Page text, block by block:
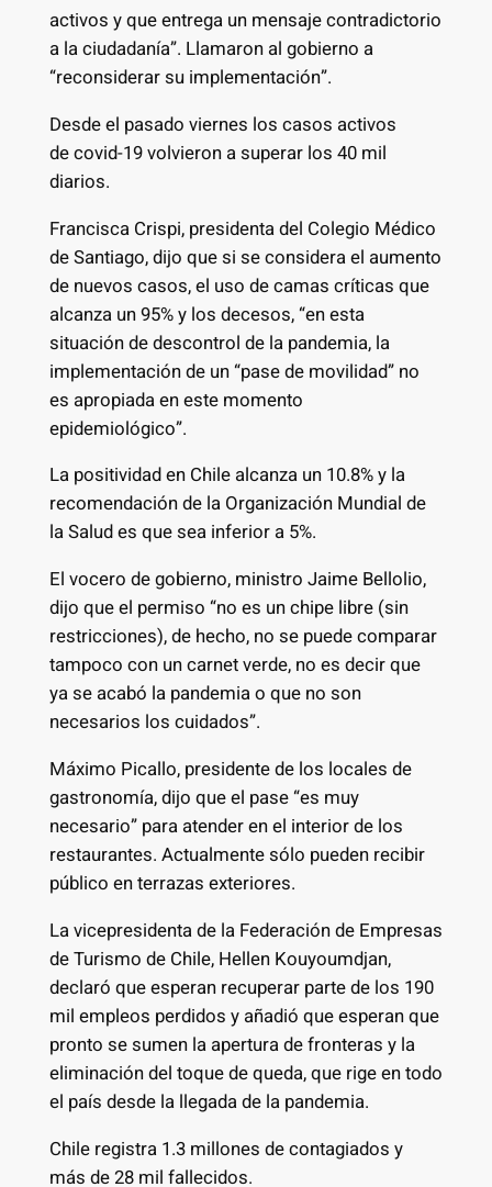
activos y que entrega un mensaje contradictorio
a la ciudadanía”. Llamaron al gobierno a
“reconsiderar su implementación”.
Desde el pasado viernes los casos activos
de covid-19 volvieron a superar los 40 mil
diarios.
Francisca Crispi, presidenta del Colegio Médico
de Santiago, dijo que si se considera el aumento
de nuevos casos, el uso de camas críticas que
alcanza un 95% y los decesos, “en esta
situación de descontrol de la pandemia, la
implementación de un “pase de movilidad” no
es apropiada en este momento
epidemiológico”.
La positividad en Chile alcanza un 10.8% y la
recomendación de la Organización Mundial de
la Salud es que sea inferior a 5%.
El vocero de gobierno, ministro Jaime Bellolio,
dijo que el permiso “no es un chipe libre (sin
restricciones), de hecho, no se puede comparar
tampoco con un carnet verde, no es decir que
ya se acabó la pandemia o que no son
necesarios los cuidados”.
Máximo Picallo, presidente de los locales de
gastronomía, dijo que el pase “es muy
necesario” para atender en el interior de los
restaurantes. Actualmente sólo pueden recibir
público en terrazas exteriores.
La vicepresidenta de la Federación de Empresas
de Turismo de Chile, Hellen Kouyoumdjan,
declaró que esperan recuperar parte de los 190
mil empleos perdidos y añadió que esperan que
pronto se sumen la apertura de fronteras y la
eliminación del toque de queda, que rige en todo
el país desde la llegada de la pandemia.
Chile registra 1.3 millones de contagiados y
más de 28 mil fallecidos.